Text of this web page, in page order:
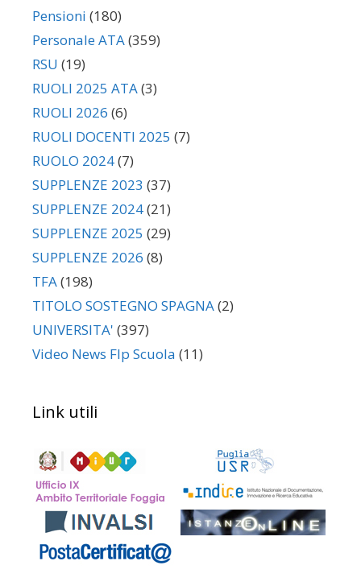
Pensioni (180)
Personale ATA(359)
RSU (19)
RUOLI 2025 ATA(3)
RUOLI 2026 (6)
RUOLI DOCENTI 2025 (7)
RUOLO 2024(7)
SUPPLENZE 2023 (37)
SUPPLENZE 2024(21)
SUPPLENZE 2025 (29)
SUPPLENZE 2026 (8)
TFA(198)
TITOLO SOSTEGNO SPAGNA(2)
UNIVERSITA' (397)
Video News Flp Scuola (11)
Link utili